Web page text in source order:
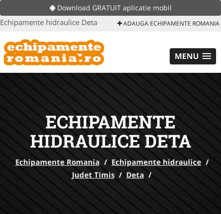
Download GRATUIT aplicatie mobil
Echipamente hidraulice Deta ADAUGA ECHIPAMENTE ROMANIA
MENU
ECHIPAMENTE
HIDRAULICE DETA
Echipamente Romania / Echipamente hidraulice /
Judet Timis / Deta /